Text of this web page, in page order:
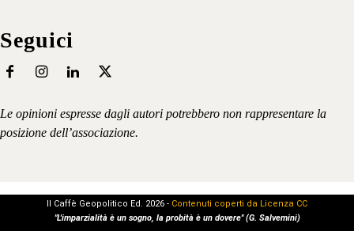
Seguici
Le opinioni espresse dagli autori potrebbero non rappresentare la
posizione dell’associazione.
Il Caffè Geopolitico Ed. 2026 - Contenuti coperti da Licenza CC
"L'imparzialità è un sogno, la probità è un dovere" (G. Salvemini)